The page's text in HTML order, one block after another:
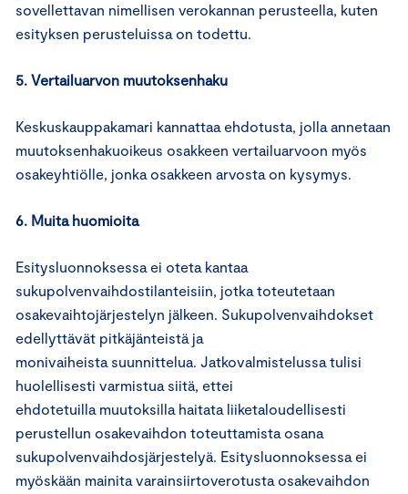
sovellettavan nimellisen verokannan perusteella, kuten
esityksen perusteluissa on todettu.
5. Vertailuarvon muutoksenhaku
Keskuskauppakamari kannattaa ehdotusta, jolla annetaan
muutoksenhakuoikeus osakkeen vertailuarvoon myös
osakeyhtiölle, jonka osakkeen arvosta on kysymys.
6. Muita huomioita
Esitysluonnoksessa ei oteta kantaa
sukupolvenvaihdostilanteisiin, jotka toteutetaan
osakevaihtojärjestelyn jälkeen. Sukupolvenvaihdokset
edellyttävät pitkäjänteistä ja
monivaiheista suunnittelua. Jatkovalmistelussa tulisi
huolellisesti varmistua siitä, ettei
ehdotetuilla muutoksilla haitata liiketaloudellisesti
perustellun osakevaihdon toteuttamista osana
sukupolvenvaihdosjärjestelyä. Esitysluonnoksessa ei
myöskään mainita varainsiirtoverotusta osakevaihdon